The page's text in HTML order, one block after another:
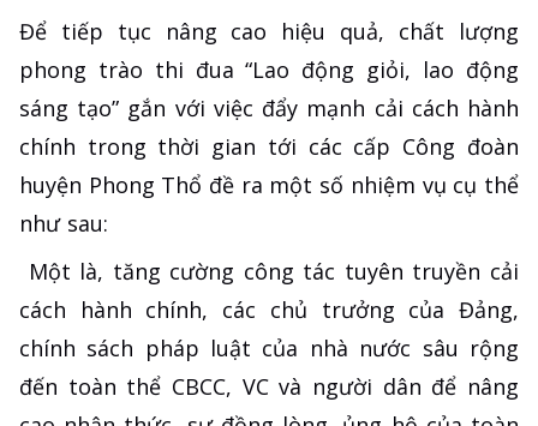
Để tiếp tục nâng cao hiệu quả, chất lượng
phong trào thi đua “Lao động giỏi, lao động
sáng tạo” gắn với việc đẩy mạnh cải cách hành
chính trong thời gian tới các cấp Công đoàn
huyện Phong Thổ đề ra một số nhiệm vụ cụ thể
như sau:
Một là, tăng cường công tác tuyên truyền cải
cách hành chính, các chủ trưởng của Đảng,
chính sách pháp luật của nhà nước sâu rộng
đến toàn thể CBCC, VC và người dân để nâng